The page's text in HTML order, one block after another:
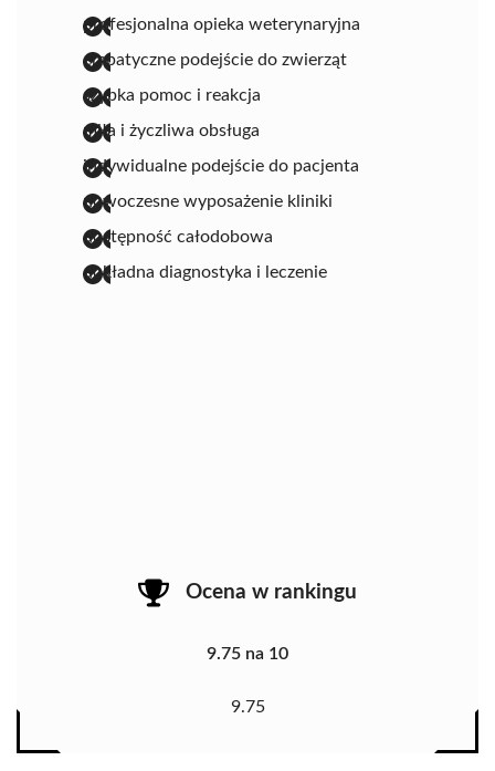
profesjonalna opieka weterynaryjna
empatyczne podejście do zwierząt
szybka pomoc i reakcja
miła i życzliwa obsługa
indywidualne podejście do pacjenta
nowoczesne wyposażenie kliniki
dostępność całodobowa
dokładna diagnostyka i leczenie
Ocena w rankingu
9.75 na 10
9.75